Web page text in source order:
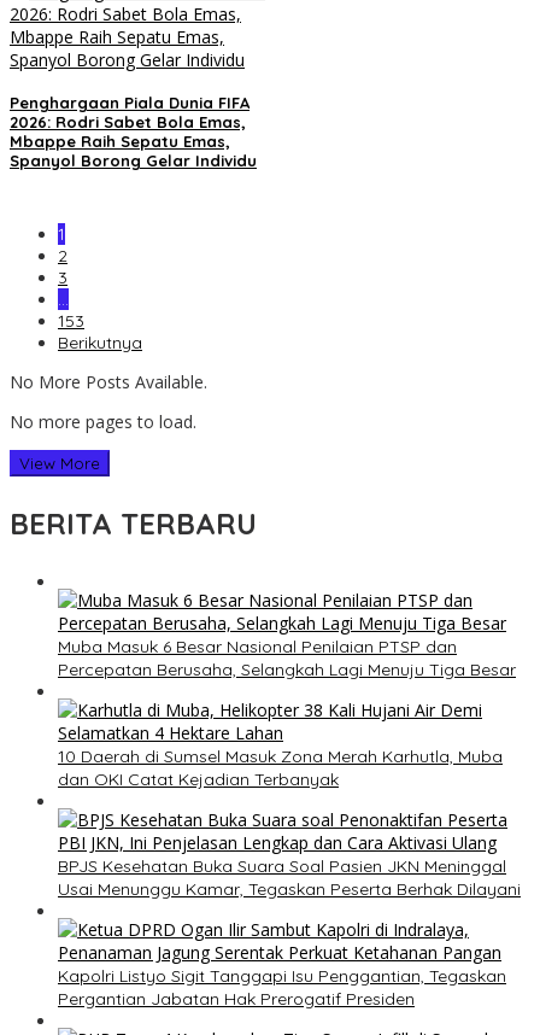
Penghargaan Piala Dunia FIFA
2026: Rodri Sabet Bola Emas,
Mbappe Raih Sepatu Emas,
Spanyol Borong Gelar Individu
1
2
3
…
153
Berikutnya
No More Posts Available.
No more pages to load.
View More
BERITA TERBARU
Muba Masuk 6 Besar Nasional Penilaian PTSP dan
Percepatan Berusaha, Selangkah Lagi Menuju Tiga Besar
10 Daerah di Sumsel Masuk Zona Merah Karhutla, Muba
dan OKI Catat Kejadian Terbanyak
BPJS Kesehatan Buka Suara Soal Pasien JKN Meninggal
Usai Menunggu Kamar, Tegaskan Peserta Berhak Dilayani
Kapolri Listyo Sigit Tanggapi Isu Penggantian, Tegaskan
Pergantian Jabatan Hak Prerogatif Presiden